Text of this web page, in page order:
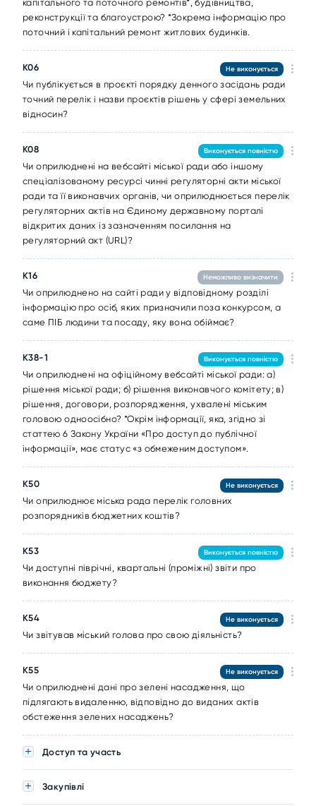
капітального та поточного ремонтів*, будівництва,
реконструкції та благоустрою? *Зокрема інформацію про
поточний і капітальний ремонт житлових будинків.
K06
Чи публікується в проєкті порядку денного засідань ради
точний перелік і назви проєктів рішень у сфері земельних
відносин?
Не виконується
K08
Чи оприлюднені на вебсайті міської ради або іншому
спеціалізованому ресурсі чинні регуляторні акти міської
ради та її виконавчих органів, чи оприлюднюється перелік
регуляторних актів на Єдиному державному порталі
відкритих даних із зазначенням посилання на
регуляторний акт (URL)?
Виконується повністю
K16
Чи оприлюднено на сайті ради у відповідному розділі
інформацію про осіб, яких призначили поза конкурсом, а
саме ПІБ людини та посаду, яку вона обіймає?
Неможливо визначити
K38-1
Чи оприлюднені на офіційному вебсайті міської ради: а)
рішення міської ради; б) рішення виконавчого комітету; в)
рішення, договори, розпорядження, ухвалені міським
головою одноосібно? *Окрім інформації, яка, згідно зі
статтею 6 Закону України «Про доступ до публічної
інформації», має статус «з обмеженим доступом».
Виконується повністю
K50
Чи оприлюднює міська рада перелік головних
розпорядників бюджетних коштів?
Не виконується
K53
Чи доступні піврічні, квартальні (проміжні) звіти про
виконання бюджету?
Виконується повністю
K54
Чи звітував міський голова про свою діяльність?
Не виконується
K55
Чи оприлюднені дані про зелені насадження, що
підлягають видаленню, відповідно до виданих актів
обстеження зелених насаджень?
Не виконується
Доступ та участь
Закупівлі